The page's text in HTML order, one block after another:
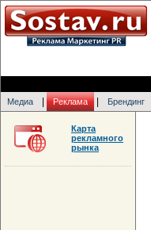
Медиа Реклама Брендинг
Карта
рекламного
рынка